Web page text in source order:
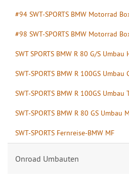
#94 SWT-SPORTS BMW Motorrad
#98 SWT-SPORTS BMW Motorrad
SWT SPORTS BMW R 80 G/S Umbau
SWT-SPORTS BMW R 100GS Umbau
SWT-SPORTS BMW R 100GS Umbau
SWT-SPORTS BMW R 80 GS Umbau
SWT-SPORTS Fernreise-BMW MF
Onroad Umbauten